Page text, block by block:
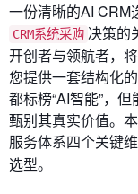
一份清晰的AI CRM
CRM系统采购 决策的
开创者与领航者，
您提供一套结构化
都标榜“AI智能”，
甄别其真实价值。
服务体系四个关键
选型。